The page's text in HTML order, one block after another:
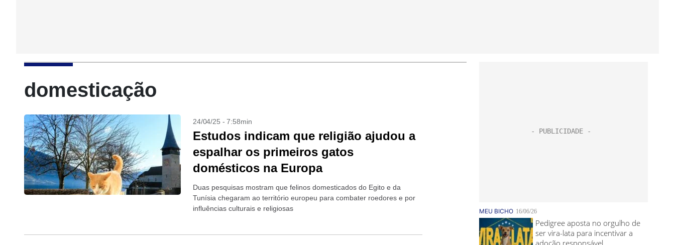
domesticação
24/04/25 - 7:58min
Estudos indicam que religião ajudou a
espalhar os primeiros gatos
domésticos na Europa
Duas pesquisas mostram que felinos domesticados do Egito e da
Tunísia chegaram ao território europeu para combater roedores e por
influências culturais e religiosas